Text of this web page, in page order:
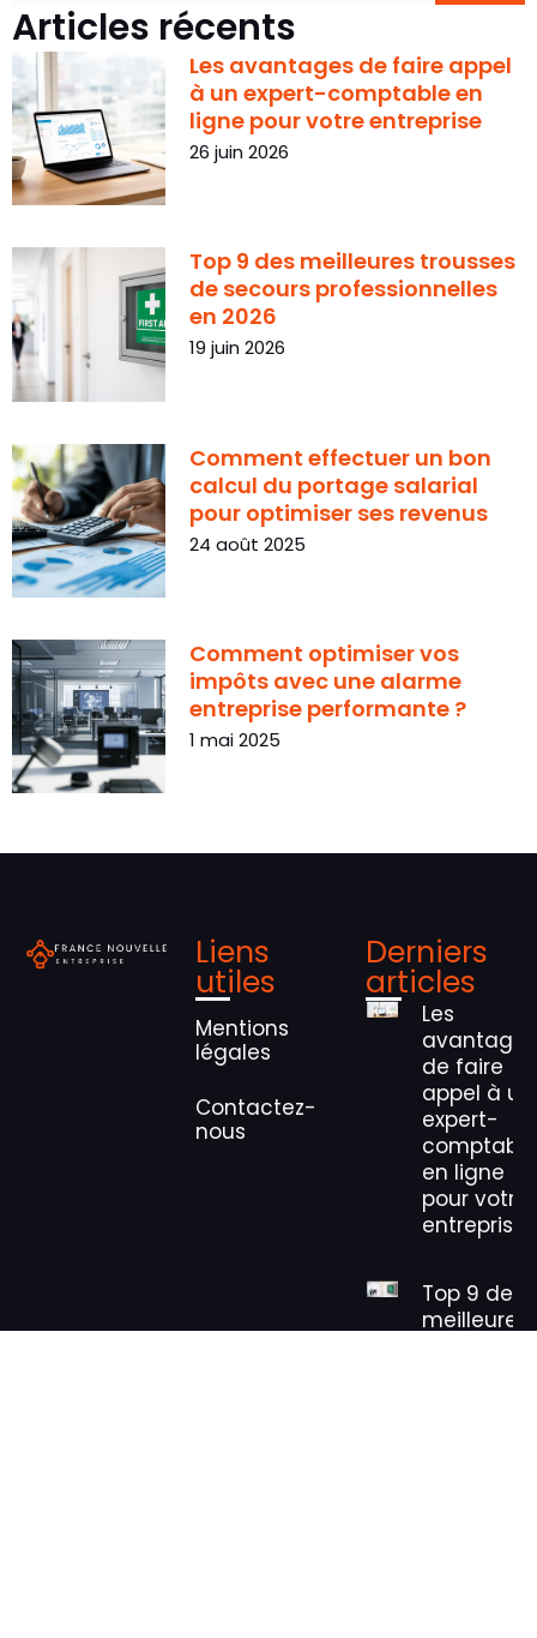
Articles récents
Les avantages de faire appel
à un expert-comptable en
ligne pour votre entreprise
26 juin 2026
Top 9 des meilleures trousses
de secours professionnelles
en 2026
19 juin 2026
Comment effectuer un bon
calcul du portage salarial
pour optimiser ses revenus
24 août 2025
Comment optimiser vos
impôts avec une alarme
entreprise performante ?
1 mai 2025
Liens
utiles
Mentions
légales
Contactez-
nous
Derniers
articles
Les
avantages
de faire
appel à un
expert-
comptable
en ligne
pour votre
entreprise
Top 9 des
meilleures